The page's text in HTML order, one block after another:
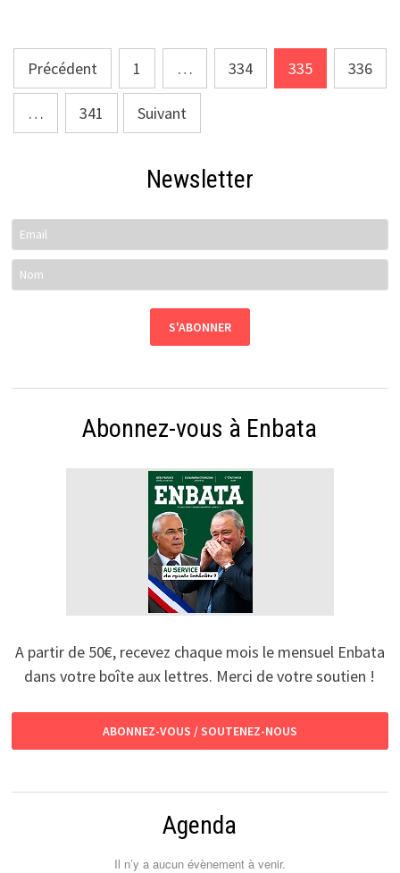
Pagination
des
publications
Précédent 1 … 334 335 336
… 341 Suivant
Newsletter
Abonnez-vous à Enbata
A partir de 50€, recevez chaque mois le mensuel Enbata
dans votre boîte aux lettres. Merci de votre soutien !
ABONNEZ-VOUS / SOUTENEZ-NOUS
Agenda
Il n’y a aucun évènement à venir.